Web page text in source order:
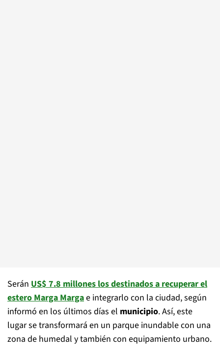
Serán US$ 7.8 millones los destinados a recuperar el
estero Marga Margae integrarlo con la ciudad, según
informó en los últimos días el municipio. Así, este
lugar se transformará en un parque inundable con una
zona de humedal y también con equipamiento urbano.